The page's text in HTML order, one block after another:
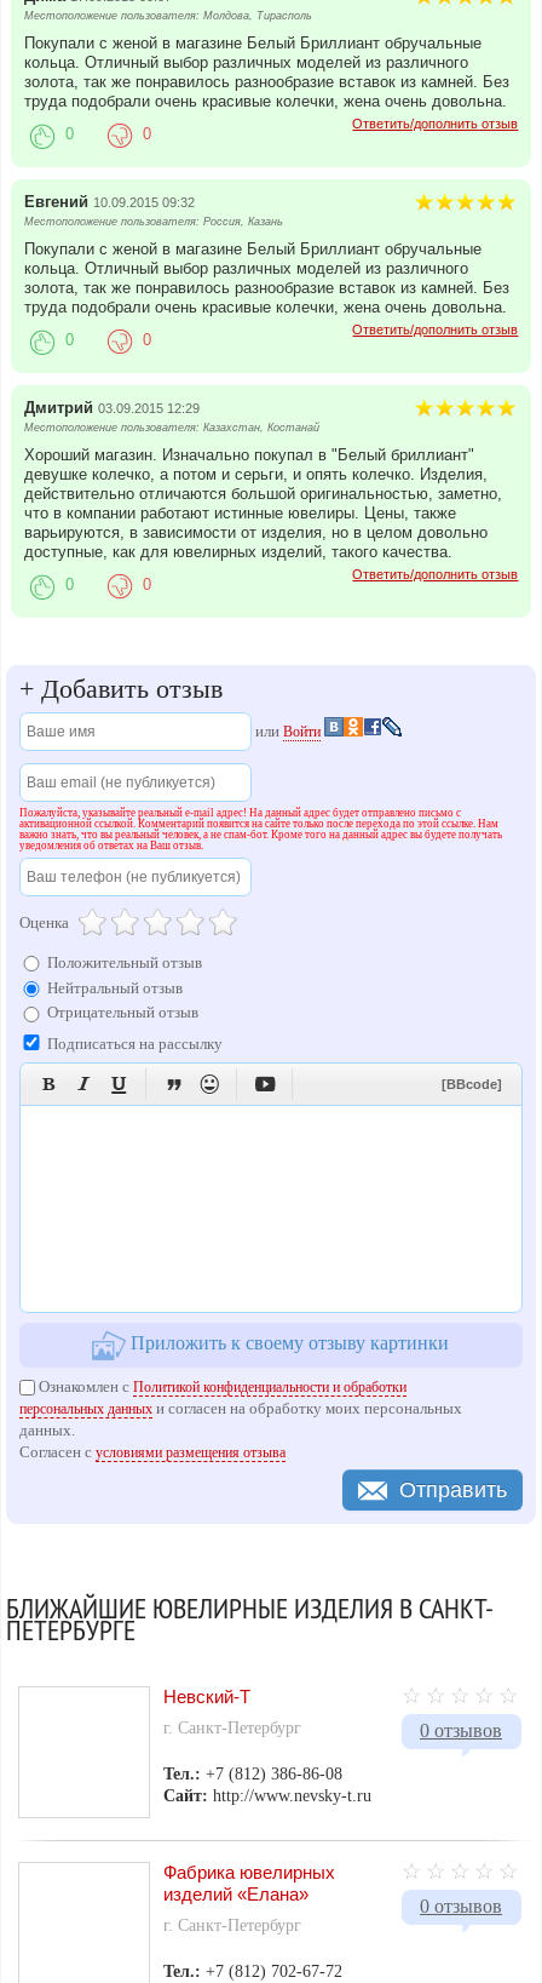
Местоположение пользователя: Молдова, Тирасполь
Покупали с женой в магазине Белый Бриллиант обручальные
кольца. Отличный выбор различных моделей из различного
золота, так же понравилось разнообразие вставок из камней. Без
труда подобрали очень красивые колечки, жена очень довольна.
Ответить/дополнить отзыв
0 0
Евгений 10.09.2015 09:32
Местоположение пользователя: Россия, Казань
Покупали с женой в магазине Белый Бриллиант обручальные
кольца. Отличный выбор различных моделей из различного
золота, так же понравилось разнообразие вставок из камней. Без
труда подобрали очень красивые колечки, жена очень довольна.
Ответить/дополнить отзыв
0 0
Дмитрий 03.09.2015 12:29
Местоположение пользователя: Казахстан, Костанай
Хороший магазин. Изначально покупал в "Белый бриллиант"
девушке колечко, а потом и серьги, и опять колечко. Изделия,
действительно отличаются большой оригинальностью, заметно,
что в компании работают истинные ювелиры. Цены, также
варьируются, в зависимости от изделия, но в целом довольно
доступные, как для ювелирных изделий, такого качества.
Ответить/дополнить отзыв
0 0
+ Добавить отзыв
илиВойти
Пожалуйста, указывайте реальный e-mail адрес! На данный адрес будет отправлено письмо с
активационной ссылкой. Комментарий появится на сайте только после перехода по этой ссылке. Нам
важно знать, что вы реальный человек, а не спам-бот. Кроме того на данный адрес вы будете получать
уведомления об ответах на Ваш отзыв.
Оценка
Положительный отзыв
Нейтральный отзыв
Отрицательный отзыв
Подписаться на рассылку
      [BBcode]
Приложить к своему отзыву картинки
Ознакомлен сПолитикой конфиденциальности и обработки
персональных данных и согласен на обработку моих персональных
данных.
Согласен сусловиями размещения отзыва
Отправить
БЛИЖАЙШИЕ ЮВЕЛИРНЫЕ ИЗДЕЛИЯ В САНКТ-
ПЕТЕРБУРГЕ
0 отзывов
Невский-Т
г. Санкт-Петербург
Тел.:+7 (812) 386-86-08
Сайт: http://www.nevsky-t.ru
0 отзывов
Фабрика ювелирных
изделий «Елана»
г. Санкт-Петербург
Тел.:+7 (812) 702-67-72